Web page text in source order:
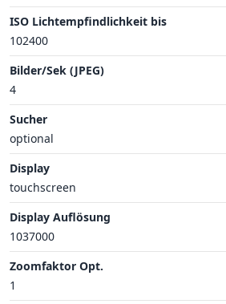
ISO Lichtempfindlichkeit bis
102400
Bilder/Sek (JPEG)
4
Sucher
optional
Display
touchscreen
Display Auflösung
1037000
Zoomfaktor Opt.
1